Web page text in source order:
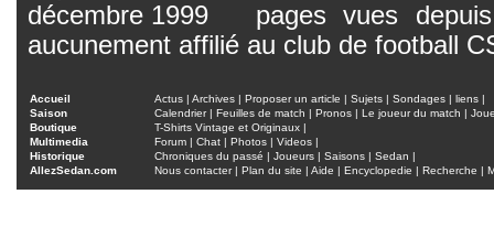
pages vues
aucunement affilié au club de football
Accueil Actus | Archives | Proposer un article | Sujets | Sondages | liens |
Saison
Calendrier| Feuilles de match | Pronos | Le joueur du match |
Boutique
T-Shirts Vintage et Originaux |
Multimedia
Forum | Chat | Photos | Videos |
Historique
Chroniques du passé | Joueurs | Saisons | Sedan |
AllezSedan.com
Nous contacter| Plan du site | Aide | Encyclopedie | Recherche |